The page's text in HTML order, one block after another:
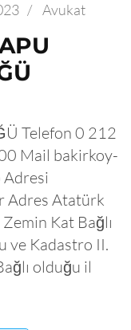
/ Avukat
Telefon 0 212
Mail bakirkoy-
Adresi
Adres Atatürk
Kat Bağlı
ve Kadastro II.
olduğu il